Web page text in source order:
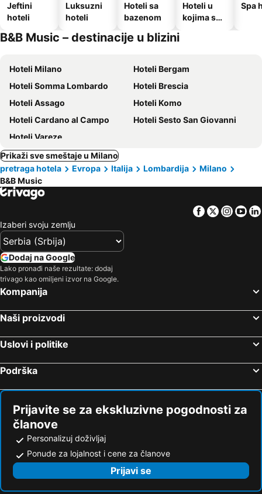
Jeftini
hoteli
Luksuzni
hoteli
Hoteli sa
bazenom
Hoteli u
kojima su
Spa
B&B Music – destinacije u blizini
Hoteli Milano
Hoteli Bergam
Hoteli Somma Lombardo
Hoteli Brescia
Hoteli Assago
Hoteli Komo
Hoteli Cardano al Campo
Hoteli Sesto San Giovanni
Hoteli Vareze
Prikaži sve smeštaje u Milano
pretraga hotela
Evropa Italija Lombardija
Milano
B&B Music
Facebook
Twitter
Izaberi svoju zemlju
Dodaj na Google
Lako pronađi naše rezultate: dodaj
trivago kao omiljeni izvor na Google.
Kompanija
Naši proizvodi
Uslovi i politike
Podrška
Prijavite se za ekskluzivne pogodnosti za
članove
Personalizuj doživljaj
Ponude za lojalnost i cene za članove
Prijavi se